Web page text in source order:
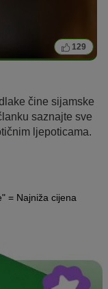
129
čine sijamske
saznajte sve
ljepoticama.
= Najniža cijena